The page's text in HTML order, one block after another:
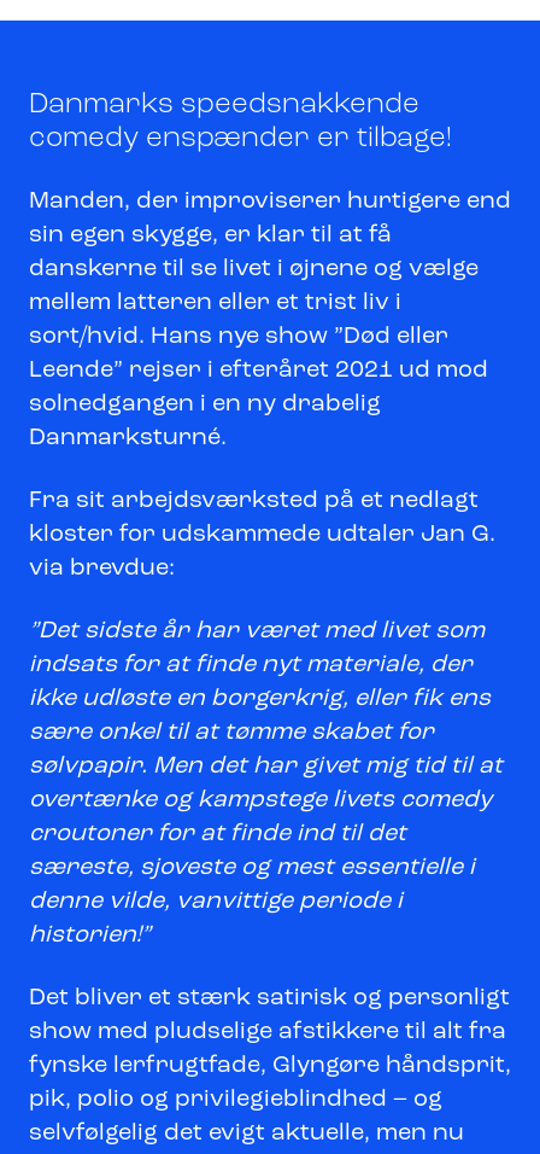
Danmarks speedsnakkende
comedy enspænder er tilbage!
Manden, der improviserer hurtigere end
sin egen skygge, er klar til at få
danskerne til se livet i øjnene og vælge
mellem latteren eller et trist liv i
sort/hvid. Hans nye show ”Død eller
Leende” rejser i efteråret 2021 ud mod
solnedgangen i en ny drabelig
Danmarksturné.
Fra sit arbejdsværksted på et nedlagt
kloster for udskammede udtaler Jan G.
via brevdue:
”Det sidste år har været med livet som
indsats for at finde nyt materiale, der
ikke udløste en borgerkrig, eller fik ens
sære onkel til at tømme skabet for
sølvpapir. Men det har givet mig tid til at
overtænke og kampstege livets comedy
croutoner for at finde ind til det
særeste, sjoveste og mest essentielle i
denne vilde, vanvittige periode i
historien!”
Det bliver et stærk satirisk og personligt
show med pludselige afstikkere til alt fra
fynske lerfrugtfade, Glyngøre håndsprit,
pik, polio og privilegieblindhed – og
selvfølgelig det evigt aktuelle, men nu